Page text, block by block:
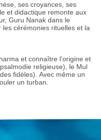
ses croyances, ses
et didactique remonte aux
Guru Nanak dans le
cérémonies rituelles et la
et connaître l’origine et
religieuse), le Mul
fidèles). Avec même un
un turban.